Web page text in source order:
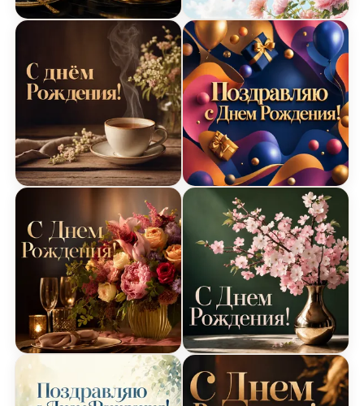
Открытка Днем Рождения с золотой посудой и
Открытка Днем Рождения с уютной чашкой чая
Открытка Днем Рождения с цветами на столе
Открытка Днем
Открытка Днем
Открытка Днем